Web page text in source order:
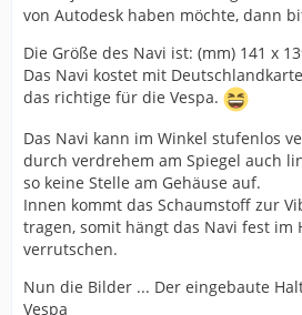
von Autodesk haben möchte, dann
Die Größe des Navi ist: (mm) 141 x
Das Navi kostet mit
das richtige für die Vespa.
Das Navi kann im Winkel stufenlos
durch verdrehem am Spiegel auch
so keine Stelle am Gehäuse auf.
Innen kommt das Schaumstoff zur
tragen, somit hängt das Navi fest
verrutschen.
Nun die Bilder ... Der eingebaute
Vespa